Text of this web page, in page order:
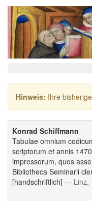
Hinweis: Ihre
Konrad Schiffmann
Tabulae omnium
scriptorum et annis
impressorum, quos
Bibliotheca Seminarii
[handschriftlich] — Linz,